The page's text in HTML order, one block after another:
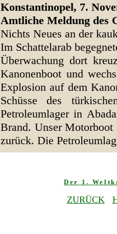
Konstantinopel, 7.
Amtliche Meldung des
Nichts Neues an der
Im Schattelarab
Überwachung dort
Kanonenboot und
Explosion auf dem
Schüsse des
Petroleumlager in
Brand. Unser Motorboot
zurück. Die
Der 1.
ZURÜCK